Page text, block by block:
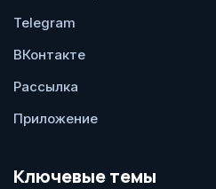
Telegram
ВКонтакте
Рассылка
Приложение
Ключевые темы